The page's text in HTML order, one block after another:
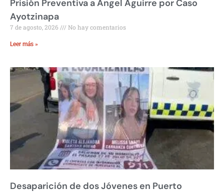
Prisión Preventiva a Ángel Aguirre por Caso
Ayotzinapa
7 de agosto, 2026 No hay comentarios
Leer más »
Desaparición de dos Jóvenes en Puerto